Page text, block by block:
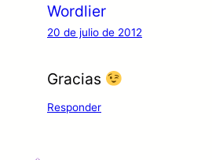
Wordlier
20 de julio de 2012
Gracias
Responder